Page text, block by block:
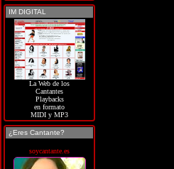
IM DIGITAL
La Web de los
Cantantes
Playbacks
en formato
MIDI y MP3
¿Eres Cantante?
soycantante.es